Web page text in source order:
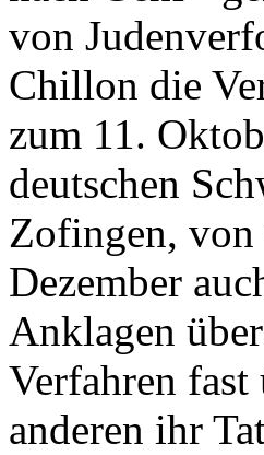
von
Chillon die
zum 11.
deutschen
Zofingen, von
Dezember
Anklagen
Verfahren fast
anderen ihr